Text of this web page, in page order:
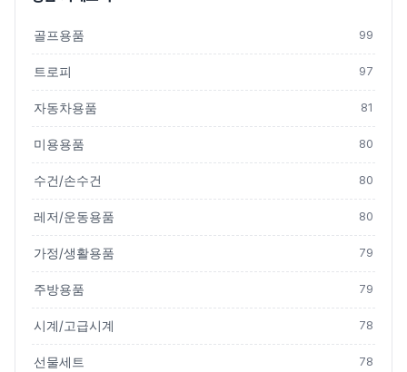
골프용품 99
트로피 97
자동차용품 81
미용용품 80
수건/손수건 80
레저/운동용품 80
가정/생활용품 79
주방용품 79
시계/고급시계 78
선물세트 78